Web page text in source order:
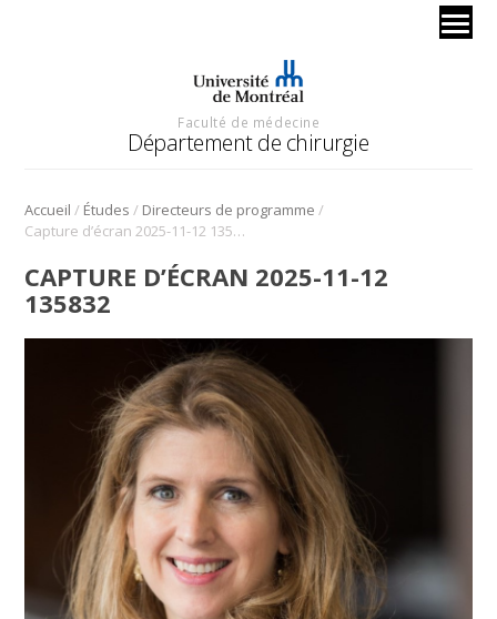
Faculté de médecine
Département de chirurgie
Accueil / Études / Directeurs de programme /
Capture d’écran 2025-11-12 135832
CAPTURE D’ÉCRAN 2025-11-12
135832